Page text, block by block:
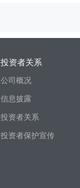
投资者关系
公司概况
信息披露
投资者关系
投资者保护宣传